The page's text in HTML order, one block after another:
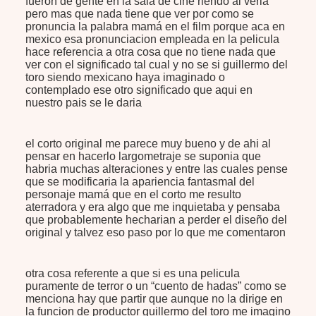
pero mas que nada tiene que ver por como se
pronuncia la palabra mamá en el film porque aca en
mexico esa pronunciacion empleada en la pelicula
hace referencia a otra cosa que no tiene nada que
ver con el significado tal cual y no se si guillermo del
toro siendo mexicano haya imaginado o
contemplado ese otro significado que aqui en
nuestro pais se le daria
el corto original me parece muy bueno y de ahi al
pensar en hacerlo largometraje se suponia que
habria muchas alteraciones y entre las cuales pense
que se modificaria la apariencia fantasmal del
personaje mamá que en el corto me resulto
aterradora y era algo que me inquietaba y pensaba
que probablemente hecharian a perder el diseño del
original y talvez eso paso por lo que me comentaron
otra cosa referente a que si es una pelicula
puramente de terror o un “cuento de hadas” como se
menciona hay que partir que aunque no la dirige en
la funcion de productor guillermo del toro me imagino